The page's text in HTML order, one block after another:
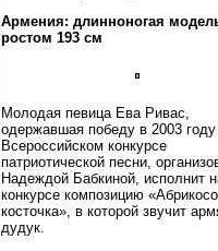
Армения: длинноногая
ростом 193 см
Молодая певица Ева Ривас,
одержавшая победу в 2003
Всероссийском конкурсе
патриотической песни,
Надеждой Бабкиной, исполнит
конкурсе композицию
косточка», в которой звучит
дудук.